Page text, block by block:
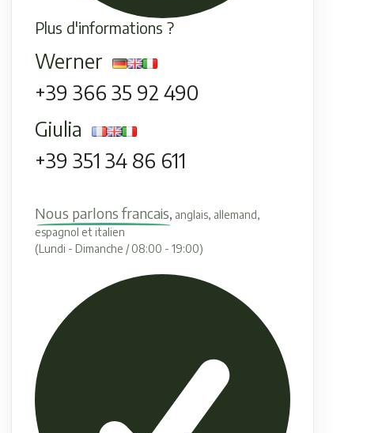
Plus d'informations ?
Werner
+39 366 35 92 490
Giulia
+39 351 34 86 611
Nous parlons francais, anglais, allemand,
espagnol et italien
(Lundi - Dimanche / 08:00 - 19:00)